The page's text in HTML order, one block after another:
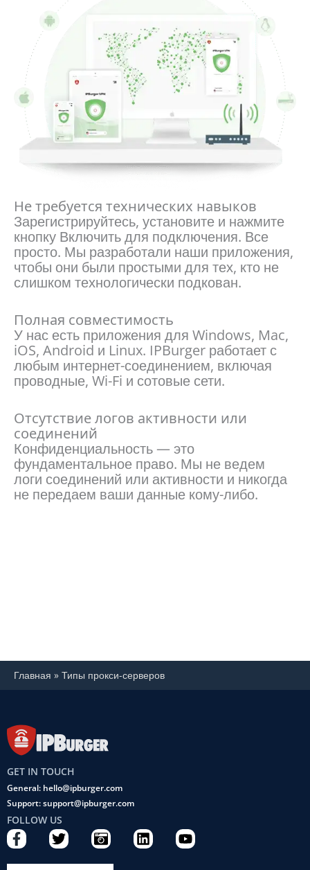
Не требуется технических навыков
Зарегистрируйтесь, установите и нажмите
кнопку Включить для подключения. Все
просто. Мы разработали наши приложения,
чтобы они были простыми для тех, кто не
слишком технологически подкован.
Полная совместимость
У нас есть приложения для Windows, Mac,
iOS, Android и Linux. IPBurger работает с
любым интернет-соединением, включая
проводные, Wi-Fi и сотовые сети.
Отсутствие логов активности или
соединений
Конфиденциальность — это
фундаментальное право. Мы не ведем
логи соединений или активности и никогда
не передаем ваши данные кому-либо.
Главная » Типы прокси-серверов
GET IN TOUCH
General: hello@ipburger.com
Support: support@ipburger.com
FOLLOW US
F
a
c
T
w
i
C
a
m
L
i
Y
o